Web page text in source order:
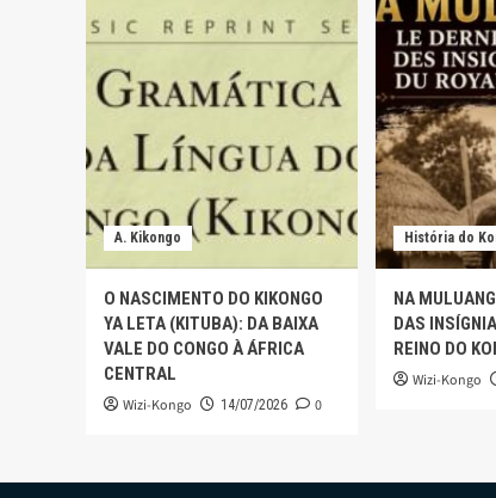
A. Kikongo
O NASCIMENTO DO KIKONGO
YA LETA (KITUBA): DA BAIXA
VALE DO CONGO À ÁFRICA
CENTRAL
Wizi-Kongo 14/07/2026 0
História do
NA
DAS
REINO DO
Wizi-Kongo